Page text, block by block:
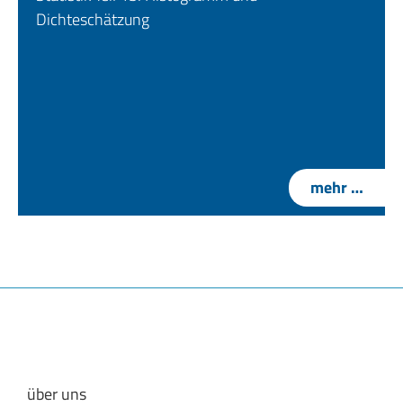
Dichteschätzung
mehr …
über uns